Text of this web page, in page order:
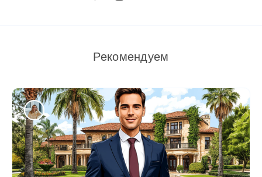
Рекомендуем